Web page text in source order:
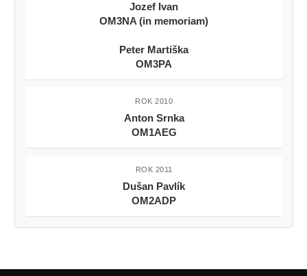
Jozef Ivan
OM3NA (in memoriam)
Peter Martiška
OM3PA
ROK 2010
Anton Srnka
OM1AEG
ROK 2011
Dušan Pavlík
OM2ADP